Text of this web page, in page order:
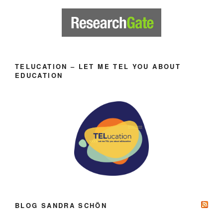
TELUCATION – LET ME TEL YOU ABOUT
EDUCATION
BLOG SANDRA SCHÖN